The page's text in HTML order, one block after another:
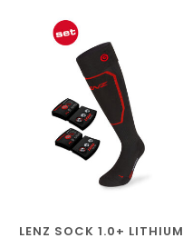
LENZ SOCK 1.0+ LITHIUM